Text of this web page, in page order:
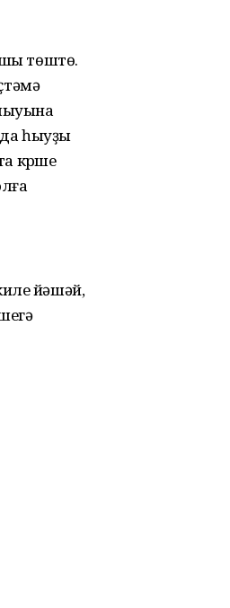
төштө.
һыуҙы
күрше
йәшәй,